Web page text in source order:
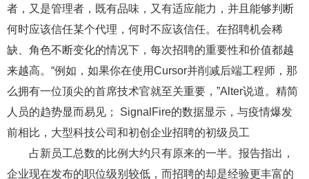
者，又是管理者，既有品味，又有适应能力，并且能够判断
何时应该信任某个代理，何时不应该信任。在招聘机会稀
缺、角色不断变化的情况下，每次招聘的重要性和价值都越
来越高。“例如，如果你在使用Cursor并削减后端工程师，那
么拥有一位顶尖的首席技术官就至关重要，”Alter说道。精简
人员的趋势显而易见； SignalFire的数据显示，与疫情爆发
前相比，大型科技公司和初创企业招聘的初级员工
占新员工总数的比例大约只有原来的一半。报告指出，
企业现在发布的职位级别较低，而招聘的却是经验更丰富的